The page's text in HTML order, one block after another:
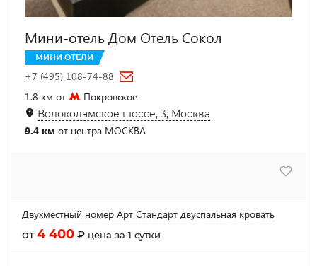
Мини-отель Дом Отель Сокол
МИНИ ОТЕЛИ
+7 (495) 108-74-88
1.8 км от
Покровское
Волоколамское шоссе, 3, Москва
9.4 км от центра МОСКВА
Двухместный номер Арт Стандарт двуспальная кровать
от4 400 ₽ цена за 1 сутки